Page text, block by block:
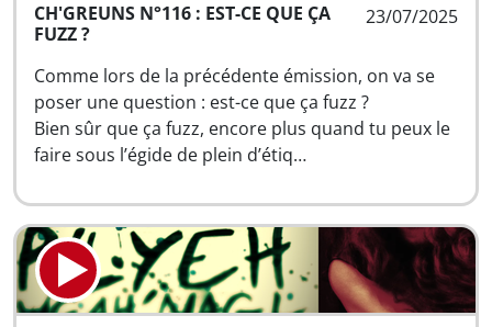
23/07/2025
CH'GREUNS N°116 : EST-CE QUE ÇA
FUZZ ?
Comme lors de la précédente émission, on va se
poser une question : est-ce que ça fuzz ?
Bien sûr que ça fuzz, encore plus quand tu peux le
faire sous l’égide de plein d’étiq…